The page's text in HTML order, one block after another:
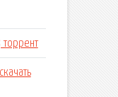
торрент